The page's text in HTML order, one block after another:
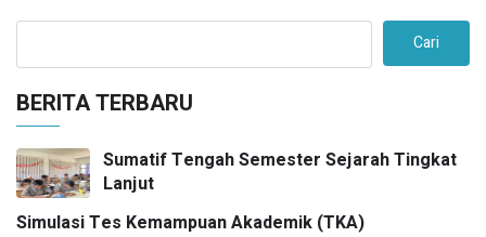
Cari
BERITA TERBARU
Sumatif Tengah Semester Sejarah Tingkat
Lanjut
Simulasi Tes Kemampuan Akademik (TKA)